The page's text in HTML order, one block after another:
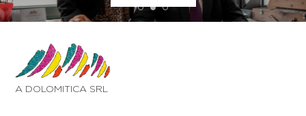
1 2 3
A DOLOMITICA SRL